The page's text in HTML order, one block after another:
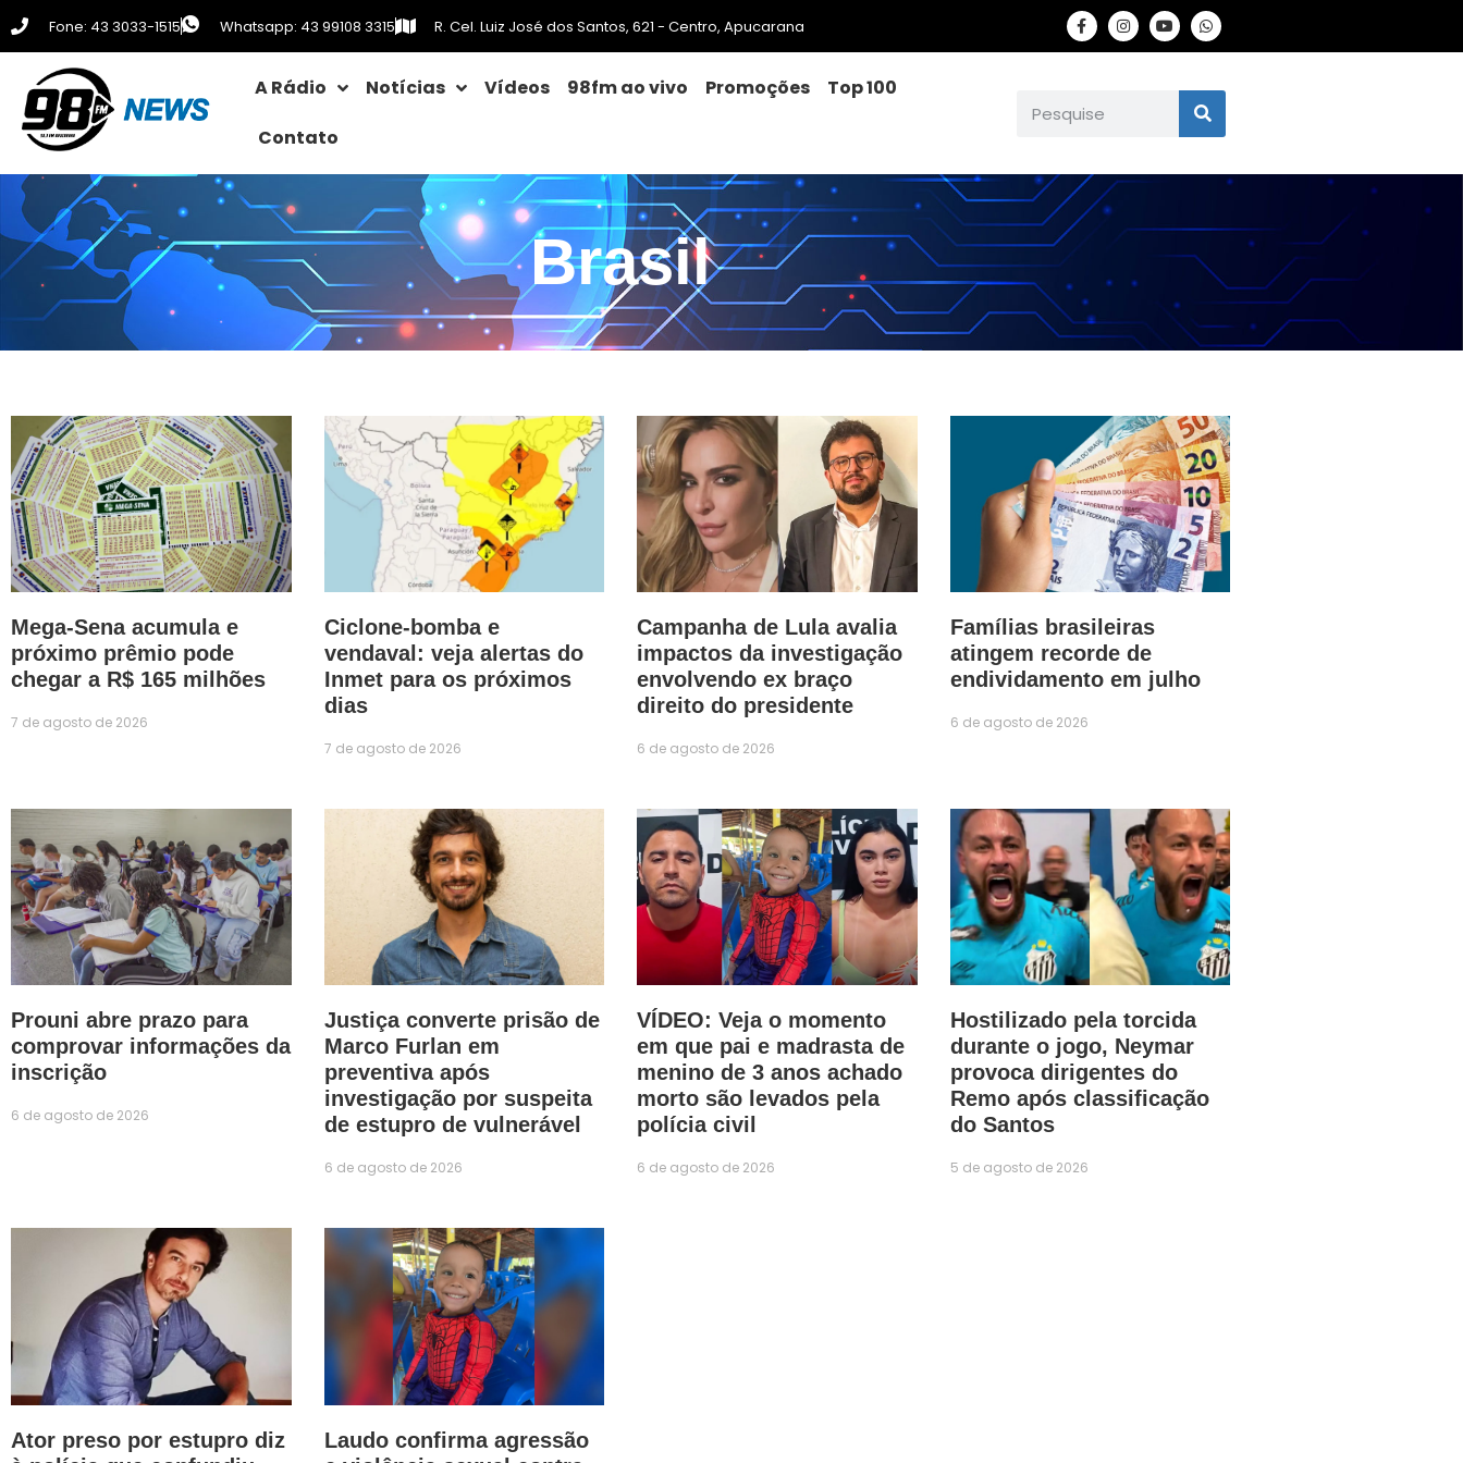
Fone: 43 3033-1515 Whatsapp: 43 99108 3315 R. Cel. Luiz José dos Santos, 621 - Centro, Apucarana
A Rádio Notícias Vídeos 98fm ao vivo Promoções
Top 100
Contato
Brasil
Mega-Sena acumula e
próximo prêmio pode
chegar a R$ 165 milhões
7 de agosto de 2026
Ciclone-bomba e
vendaval: veja alertas do
Inmet para os próximos
dias
7 de agosto de 2026
Campanha de Lula avalia
impactos da investigação
envolvendo ex braço
direito do presidente
6 de agosto de 2026
Famílias brasileiras
atingem recorde de
endividamento em julho
6 de agosto de 2026
Prouni abre prazo para
comprovar informações da
inscrição
6 de agosto de 2026
Justiça converte prisão de
Marco Furlan em
preventiva após
investigação por suspeita
de estupro de vulnerável
6 de agosto de 2026
VÍDEO: Veja o momento
em que pai e madrasta de
menino de 3 anos achado
morto são levados pela
polícia civil
6 de agosto de 2026
Hostilizado pela torcida
durante o jogo, Neymar
provoca dirigentes do
Remo após classificação
do Santos
5 de agosto de 2026
Ator preso por estupro diz
Laudo confirma agressão